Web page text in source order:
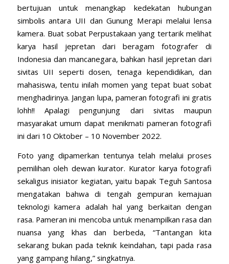
bertujuan untuk menangkap kedekatan hubungan
simbolis antara UII dan Gunung Merapi melalui lensa
kamera. Buat sobat Perpustakaan yang tertarik melihat
karya hasil jepretan dari beragam fotografer di
Indonesia dan mancanegara, bahkan hasil jepretan dari
sivitas UII seperti dosen, tenaga kependidikan, dan
mahasiswa, tentu inilah momen yang tepat buat sobat
menghadirinya. Jangan lupa, pameran fotografi ini gratis
lohh!! Apalagi pengunjung dari sivitas maupun
masyarakat umum dapat menikmati pameran fotografi
ini dari 10 Oktober – 10 November 2022.
Foto yang dipamerkan tentunya telah melalui proses
pemilihan oleh dewan kurator. Kurator karya fotografi
sekaligus inisiator kegiatan, yaitu bapak Teguh Santosa
mengatakan bahwa di tengah gempuran kemajuan
teknologi kamera adalah hal yang berkaitan dengan
rasa. Pameran ini mencoba untuk menampilkan rasa dan
nuansa yang khas dan berbeda, “Tantangan kita
sekarang bukan pada teknik keindahan, tapi pada rasa
yang gampang hilang,” singkatnya.